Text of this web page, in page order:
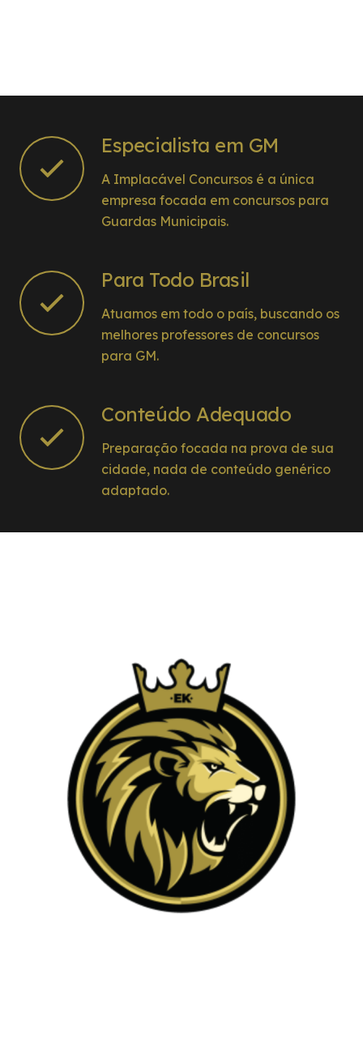
Especialista em GM
A Implacável Concursos é a única
empresa focada em concursos para
Guardas Municipais.
Para Todo Brasil
Atuamos em todo o país, buscando os
melhores professores de concursos
para GM.
Conteúdo Adequado
Preparação focada na prova de sua
cidade, nada de conteúdo genérico
adaptado.